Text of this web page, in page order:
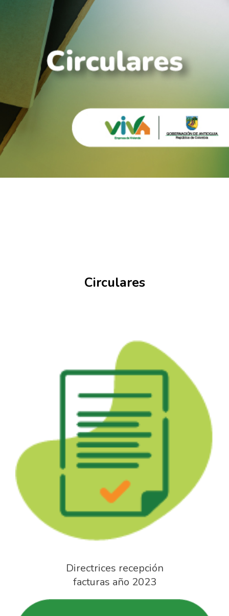
Circulares
Directrices recepción
facturas año 2023